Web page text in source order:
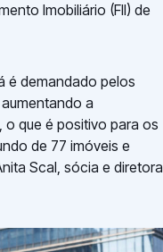
Imobiliário (FII) de
é demandado pelos
aumentando a
que é positivo para os
de 77 imóveis e
Scal, sócia e diretora